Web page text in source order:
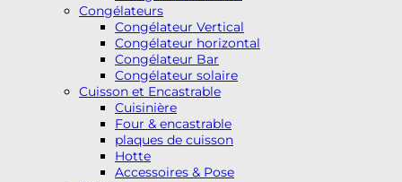
Congélateurs
Congélateur Vertical
Congélateur horizontal
Congélateur Bar
Congélateur solaire
Cuisson et Encastrable
Cuisinière
Four & encastrable
plaques de cuisson
Hotte
Accessoires & Pose